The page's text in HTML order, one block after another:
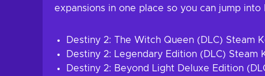
expansions in one place so you can jump
Destiny 2: The Witch Queen (DLC) Steam
Destiny 2: Legendary Edition (DLC) Steam
Destiny 2: Beyond Light Deluxe Edition